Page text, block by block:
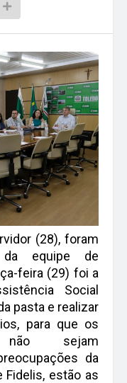
(28), foram
da equipe de
feira (29) foi a
Social
pasta e realizar
para que os
não sejam
da
Fidelis, estão as